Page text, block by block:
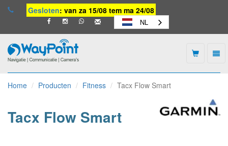
Gesloten: van za 15/08 tem ma 24/08
NL
-
naar
Home Producten Fitness Tacx Flow Smart
Tacx Flow Smart